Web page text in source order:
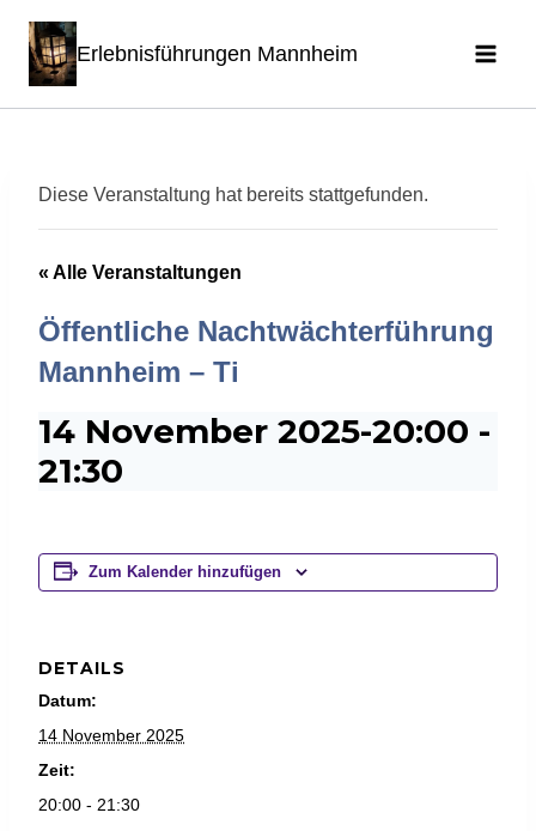
Zum
Inhalt
Erlebnisführungen Mannheim
Diese Veranstaltung hat bereits stattgefunden.
« Alle Veranstaltungen
Öffentliche Nachtwächterführung
Mannheim – Ti
14 November 2025-20:00 -
21:30
Zum Kalender hinzufügen
DETAILS
Datum:
14 November 2025
Zeit:
20:00 - 21:30